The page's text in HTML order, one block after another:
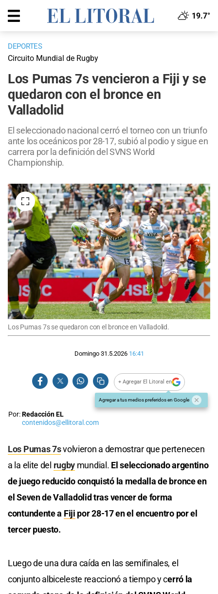
19.7°
DEPORTES
Circuito Mundial de Rugby
Los Pumas 7s vencieron a Fiji y se
quedaron con el bronce en
Valladolid
El seleccionado nacional cerró el torneo con un triunfo
ante los oceánicos por 28-17, subió al podio y sigue en
carrera por la definición del SVNS World
Championship.
Los Pumas 7s se quedaron con el bronce en Valladolid.
Domingo 31.5.2026 16:41
+ Agregar El Litoral en
Agregar a tus medios preferidos en Google
Por:Redacción EL
contenidos@ellitoral.com
Los Pumas 7svolvieron a demostrar que pertenecen
a la elite del rugby mundial. El seleccionado argentino
de juego reducido conquistó la medalla de bronce en
el Seven de Valladolid tras vencer de forma
contundente a Fiji por 28-17 en el encuentro por el
tercer puesto.
Luego de una dura caída en las semifinales, el
conjunto albiceleste reaccionó a tiempo y cerró la